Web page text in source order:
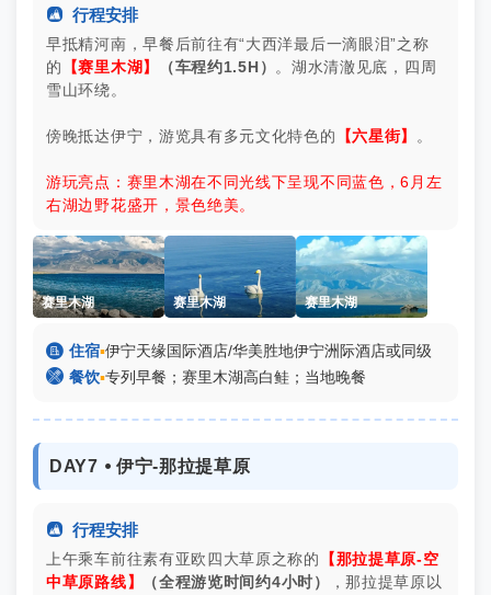
 行程安排
早抵精河南，早餐后前往有“大西洋最后一滴眼泪”之称
的
【赛里木湖】 （车程约1.5H）
。湖水清澈见底，四周
雪山环绕。
傍晚抵达伊宁，游览具有多元文化特色的 【六星街】 。
游玩亮点：赛里木湖在不同光线下呈现不同蓝色，6月左
右湖边野花盛开，景色绝美。
赛里木湖 赛里木湖 赛里木湖
 住宿▪伊宁天缘国际酒店/华美胜地伊宁洲际酒店或同级
 餐饮▪专列早餐；赛里木湖高白鲑；当地晚餐
DAY7 ⦁ 伊宁-那拉提草原
 行程安排
上午乘车前往素有亚欧四大草原之称的
【那拉提草原-空
中草原路线】
（全程游览时间约4小时）
，那拉提草原以